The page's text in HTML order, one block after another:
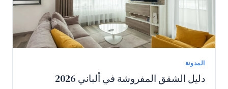
المدونة
دليل الشقق المفروشة في ألباني 2026